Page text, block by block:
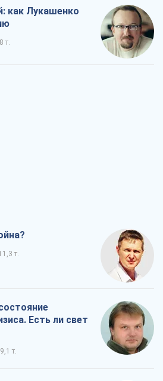
как Лукашенко
т.
т.
Есть ли свет
9,1 т.